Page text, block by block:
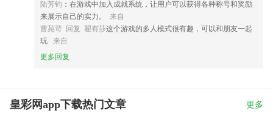
陆芳钧 ：在游戏中加入成就系统，让用户可以获得各种称号和奖励
来展示自己的实力。
来自
曹苑苛 回复 翟有莎这个游戏的多人模式很有趣，可以和朋友一起
玩 来自
更多回复
皇彩网app下载热门文章 更多